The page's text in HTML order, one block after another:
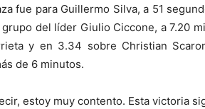
fue para Guillermo Silva, a 51
del líder Giulio Ciccone, a 7.20
y en 3.34 sobre Christian
de 6 minutos.
estoy muy contento. Esta victoria